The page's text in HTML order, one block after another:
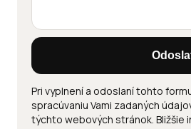
Pri vyplnení a odoslaní tohto
spracúvaniu Vami zadaných
týchto webových stránok. Bližšie